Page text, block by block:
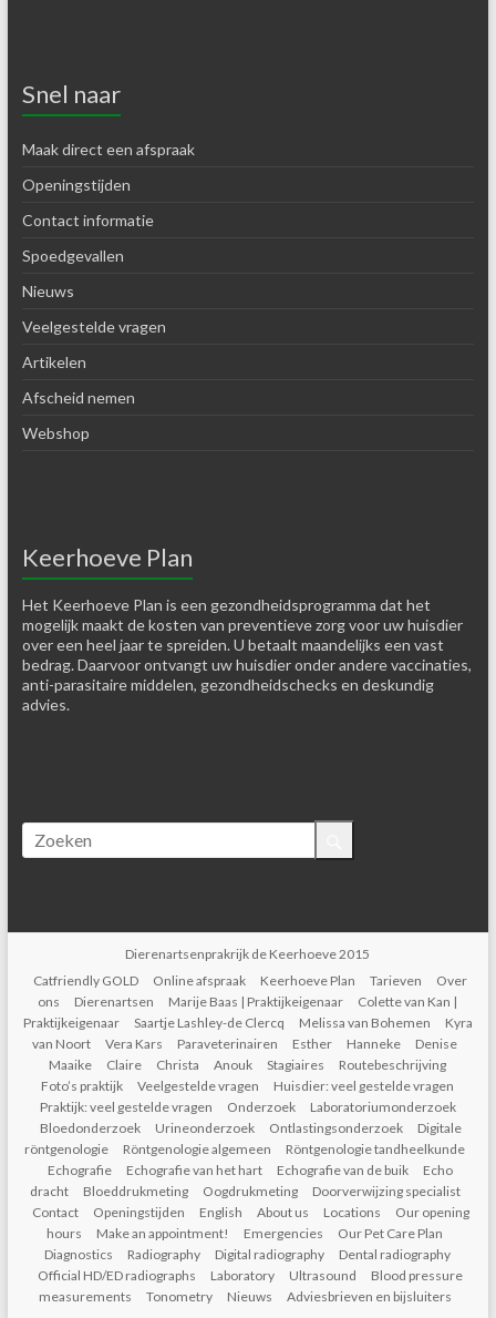
Snel naar
Maak direct een afspraak
Openingstijden
Contact informatie
Spoedgevallen
Nieuws
Veelgestelde vragen
Artikelen
Afscheid nemen
Webshop
Keerhoeve Plan
Het Keerhoeve Plan is een gezondheidsprogramma dat het
mogelijk maakt de kosten van preventieve zorg voor uw huisdier
over een heel jaar te spreiden. U betaalt maandelijks een vast
bedrag. Daarvoor ontvangt uw huisdier onder andere vaccinaties,
anti-parasitaire middelen, gezondheidschecks en deskundig
advies.
Dierenartsenprakrijk de Keerhoeve 2015
Catfriendly GOLD
Online afspraak Keerhoeve Plan Tarieven
Over
ons
Dierenartsen Marije Baas | Praktijkeigenaar
Colette van Kan |
Praktijkeigenaar
Saartje Lashley-de Clercq Melissa van Bohemen
Kyra
van Noort
Vera Kars Paraveterinairen Esther Hanneke
Denise
Maaike
Claire Christa Anouk Stagiaires
Routebeschrijving
Foto’s praktijk
Veelgestelde vragen
Huisdier: veel gestelde vragen
Praktijk: veel gestelde vragen
Onderzoek
Laboratoriumonderzoek
Bloedonderzoek
Urineonderzoek Ontlastingsonderzoek
Digitale
röntgenologie
Röntgenologie algemeen
Röntgenologie tandheelkunde
Echografie
Echografie van het hart Echografie van de buik
Echo
dracht
Bloeddrukmeting Oogdrukmeting
Doorverwijzing specialist
Contact
Openingstijden English About us Locations
Our opening
hours
Make an appointment! Emergencies
Our Pet Care Plan
Diagnostics
Radiography Digital radiography
Dental radiography
Official HD/ED radiographs
Laboratory Ultrasound
Blood pressure
measurements
Tonometry Nieuws Adviesbrieven en bijsluiters